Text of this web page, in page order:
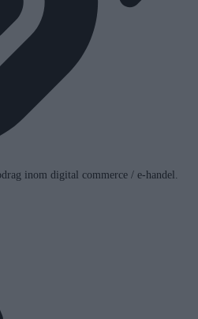
inom digital commerce / e-handel.